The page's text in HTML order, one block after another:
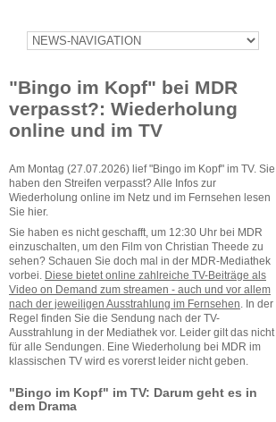
"Bingo im Kopf" bei MDR
verpasst?: Wiederholung
online und im TV
Am Montag (27.07.2026) lief "Bingo im Kopf" im TV. Sie
haben den Streifen verpasst? Alle Infos zur
Wiederholung online im Netz und im Fernsehen lesen
Sie hier.
Sie haben es nicht geschafft, um 12:30 Uhr bei MDR
einzuschalten, um den Film von Christian Theede zu
sehen? Schauen Sie doch mal in der MDR-Mediathek
vorbei.
Diese bietet online zahlreiche TV-Beiträge als
Video on Demand zum streamen - auch und vor allem
nach der jeweiligen Ausstrahlung im Fernsehen . In der
Regel finden Sie die Sendung nach der TV-
Ausstrahlung in der Mediathek vor. Leider gilt das nicht
für alle Sendungen. Eine Wiederholung bei MDR im
klassischen TV wird es vorerst leider nicht geben.
"Bingo im Kopf" im TV: Darum geht es in
dem Drama